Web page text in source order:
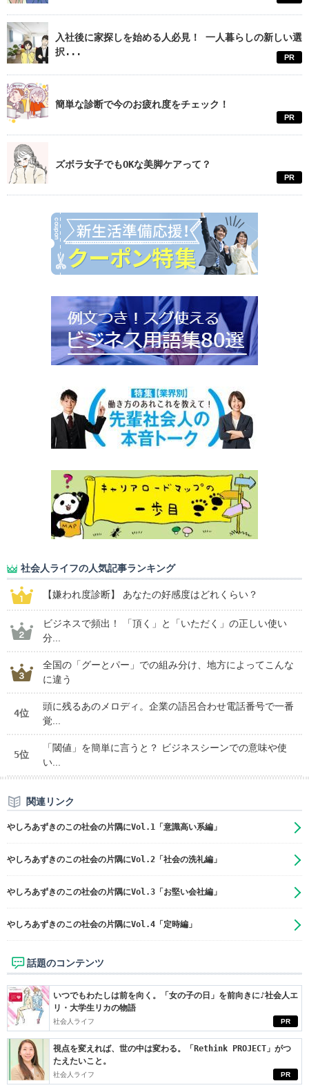
入社後に家探しを始める人必見！ 一人暮らしの新しい選
択...
PR
簡単な診断で今のお疲れ度をチェック！
PR
ズボラ女子でもOKな美脚ケアって？
PR
社会人ライフの人気記事ランキング
【嫌われ度診断】 あなたの好感度はどれくらい？
ビジネスで頻出！ 「頂く」と「いただく」の正しい使い
分...
全国の「グーとパー」での組み分け、地方によってこんな
に違う
4位
頭に残るあのメロディ。企業の語呂合わせ電話番号で一番
覚...
5位
「閾値」を簡単に言うと？ ビジネスシーンでの意味や使
い...
関連リンク
やしろあずきのこの社会の片隅にVol.1「意識高い系編」
やしろあずきのこの社会の片隅にVol.2「社会の洗礼編」
やしろあずきのこの社会の片隅にVol.3「お堅い会社編」
やしろあずきのこの社会の片隅にVol.4「定時編」
話題のコンテンツ
PR
いつでもわたしは前を向く。「女の子の日」を前向きに♪社会人エ
リ・大学生リカの物語
社会人ライフ
PR
視点を変えれば、世の中は変わる。「Rethink PROJECT」がつ
たえたいこと。
社会人ライフ